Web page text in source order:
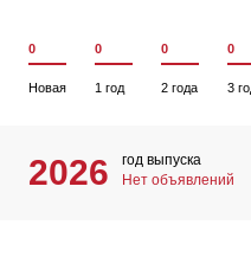
0
Новая
0
1 год
0
2 года
0
3
2026
год выпуска
Нет объявлений